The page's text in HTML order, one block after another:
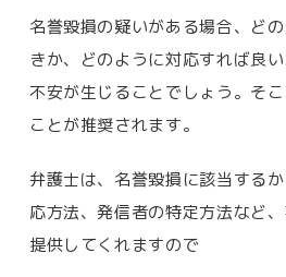
名誉毀損の疑いがある場合、ど
きか、どのように対応すれば良
不安が生じることでしょう。そ
ことが推奨されます。
弁護士は、名誉毀損に該当する
応方法、発信者の特定方法など
提供してくれますので